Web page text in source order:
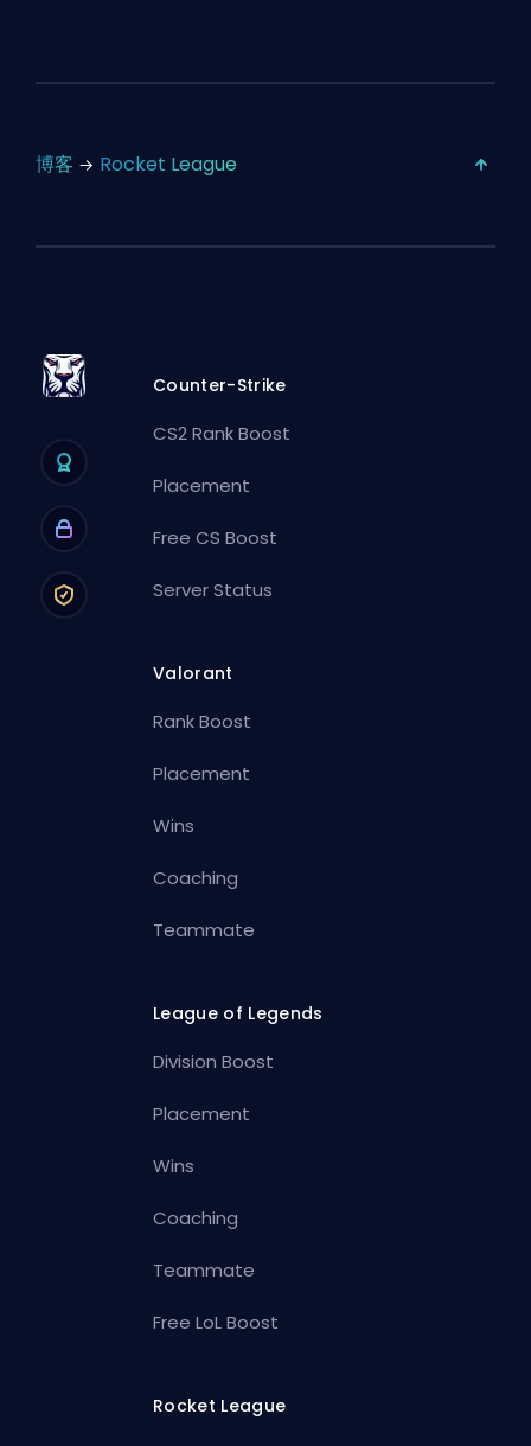
博客 Rocket League
Counter-Strike
CS2 Rank Boost
Placement
Free CS Boost
Server Status
Valorant
Rank Boost
Placement
Wins
Coaching
Teammate
League of Legends
Division Boost
Placement
Wins
Coaching
Teammate
Free LoL Boost
Rocket League